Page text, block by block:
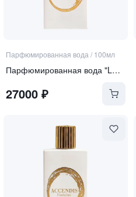
Парфюмированная вода / 100мл
Парфюмированная вода "LUNA DULCIUS"
27000 ₽